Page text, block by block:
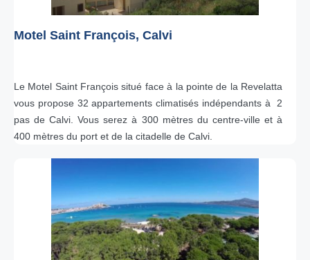
Motel Saint François, Calvi
Le Motel Saint François situé face à la pointe de la Revelatta
vous propose 32 appartements climatisés indépendants à 2
pas de Calvi. Vous serez à 300 mètres du centre-ville et à
400 mètres du port et de la citadelle de Calvi.